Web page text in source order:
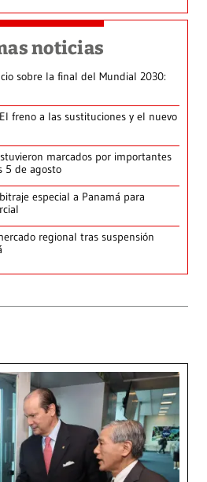
noticias
sobre la final del Mundial 2030:
freno a las sustituciones y el nuevo
marcados por importantes
5 de agosto
especial a Panamá para
regional tras suspensión